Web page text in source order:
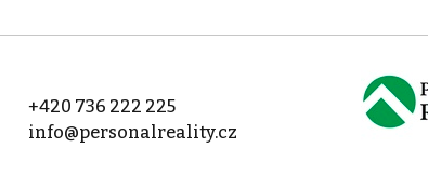
+420 736 222 225
info@personalreality.cz